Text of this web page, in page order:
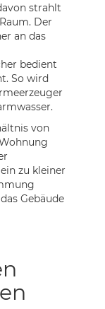
strahlt
Der
an das
bedient
So wird
von
zu kleiner
Gebäude